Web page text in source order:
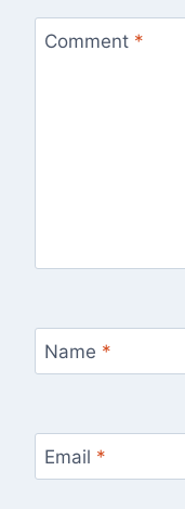
Comment *
Name *
Email *